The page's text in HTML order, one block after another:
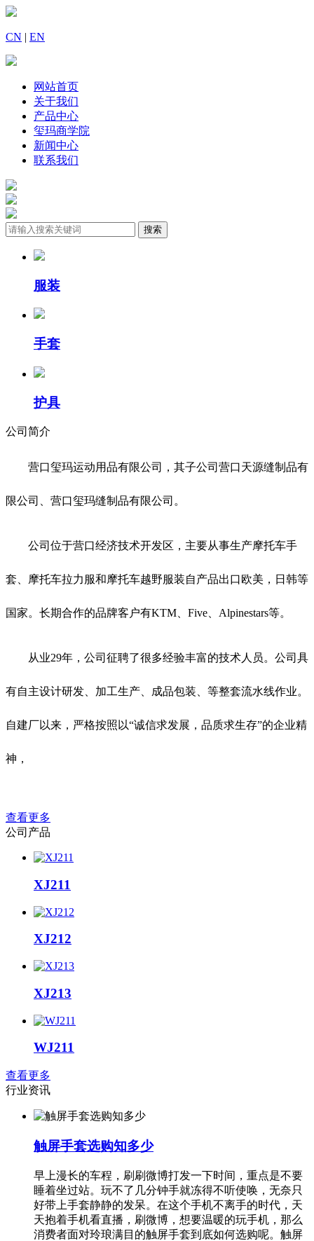
CN | EN
网站首页
关于我们
产品中心
玺玛商学院
新闻中心
联系我们
服装
手套
护具
公司 简介
营口玺玛运动用品有限公司，其子公司营口天源缝制品有
限公司、营口玺玛缝制品有限公司。
公司位于营口经济技术开发区，主要从事生产摩托车手
套、摩托车拉力服和摩托车越野服装自产品出口欧美，日韩等
国家。长期合作的品牌客户有KTM、Five、Alpinestars等。
从业29年，公司征聘了很多经验丰富的技术人员。公司具
有自主设计研发、加工生产、成品包装、等整套流水线作业。
自建厂以来，严格按照以“诚信求发展，品质求生存”的企业精
神，
查看更多
公司 产品
XJ211
XJ212
XJ213
WJ211
查看更多
行业资讯
触屏手套选购知多少
早上漫长的车程，刷刷微博打发一下时间，重点是不要
睡着坐过站。玩不了几分钟手就冻得不听使唤，无奈只
好带上手套静静的发呆。在这个手机不离手的时代，天
天抱着手机看直播，刷微博，想要温暖的玩手机，那么
消费者面对玲琅满目的触屏手套到底如何选购呢。触屏